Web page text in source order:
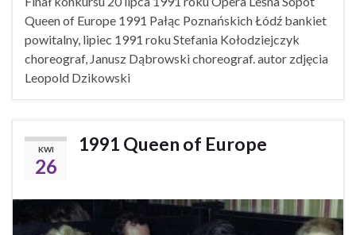
Queen of Europe 1991 Pałąc Poznańskich Łódź bankiet
powitalny, lipiec 1991 roku Stefania Kołodziejczyk
choreograf, Janusz Dąbrowski choreograf. autor zdjęcia
Leopold Dzikowski
KWI
26
1991 Queen of Europe